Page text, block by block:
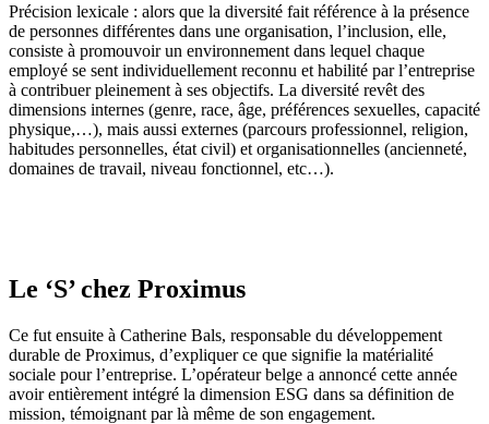
Précision lexicale : alors que la diversité fait référence à la présence
de personnes différentes dans une organisation, l’inclusion, elle,
consiste à promouvoir un environnement dans lequel chaque
employé se sent individuellement reconnu et habilité par l’entreprise
à contribuer pleinement à ses objectifs. La diversité revêt des
dimensions internes (genre, race, âge, préférences sexuelles, capacité
physique,…), mais aussi externes (parcours professionnel, religion,
habitudes personnelles, état civil) et organisationnelles (ancienneté,
domaines de travail, niveau fonctionnel, etc…).
Le ‘S’chez Proximus
Ce fut ensuite à Catherine Bals, responsable du développement
durable de Proximus, d’expliquer ce que signifie la matérialité
sociale pour l’entreprise. L’opérateur belge a annoncé cette année
avoir entièrement intégré la dimension ESG dans sa définition de
mission, témoignant par là même de son engagement.